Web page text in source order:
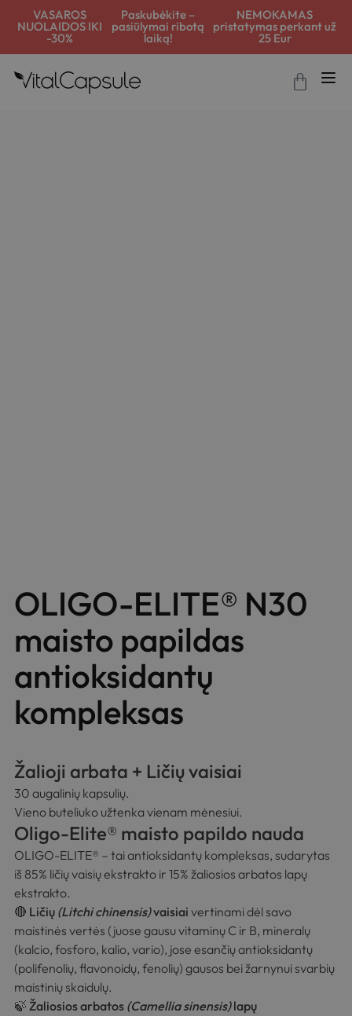
VASAROS
NUOLAIDOS IKI
-30%
Paskubėkite –
pasiūlymai ribotą
laiką!
NEMOKAMAS
pristatymas perkant už
25 Eur
OLIGO-ELITE® N30
maisto papildas
antioksidantų
kompleksas
Žalioji arbata + Ličių vaisiai
30 augalinių kapsulių.
Vieno buteliuko užtenka vienam mėnesiui.
Oligo-Elite® maisto papildo nauda
OLIGO-ELITE® – tai antioksidantų kompleksas, sudarytas
iš 85% ličių vaisių ekstrakto ir 15% žaliosios arbatos lapų
ekstrakto.
🔴 Ličių(Litchi chinensis)vaisiaivertinami dėl savo
maistinės vertės (juose gausu vitaminų C ir B, mineralų
(kalcio, fosforo, kalio, vario), jose esančių antioksidantų
(polifenolių, flavonoidų, fenolių) gausos bei žarnynui svarbių
maistinių skaidulų.
🍃Žaliosios arbatos(Camellia sinensis)lapų